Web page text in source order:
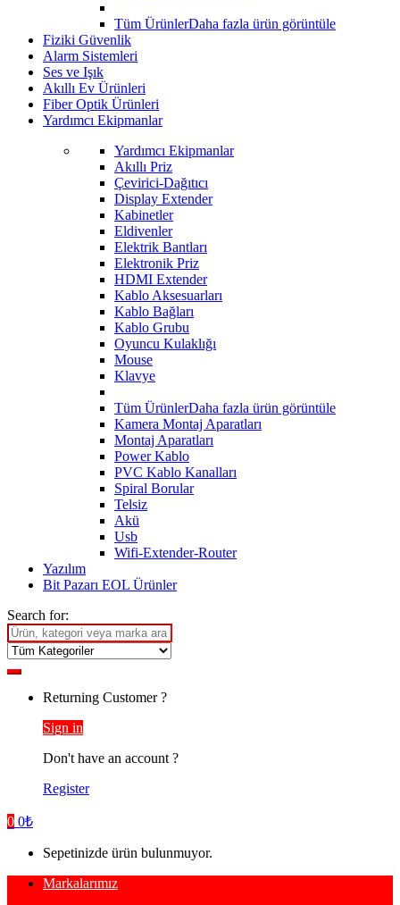
Tüm ÜrünlerDaha fazla ürün görüntüle
Fiziki Güvenlik
Alarm Sistemleri
Ses ve Işık
Akıllı Ev Ürünleri
Fiber Optik Ürünleri
Yardımcı Ekipmanlar
Yardımcı Ekipmanlar
Akıllı Priz
Çevirici-Dağıtıcı
Display Extender
Kabinetler
Eldivenler
Elektrik Bantları
Elektronik Priz
HDMI Extender
Kablo Aksesuarları
Kablo Bağları
Kablo Grubu
Oyuncu Kulaklığı
Mouse
Klavye
Tüm ÜrünlerDaha fazla ürün görüntüle
Kamera Montaj Aparatları
Montaj Aparatları
Power Kablo
PVC Kablo Kanalları
Spiral Borular
Telsiz
Akü
Usb
Wifi-Extender-Router
Yazılım
Bit Pazarı EOL Ürünler
Search for:
Returning Customer ?
Sign in
Don't have an account ?
Register
0 0₺
Sepetinizde ürün bulunmuyor.
Markalarımız